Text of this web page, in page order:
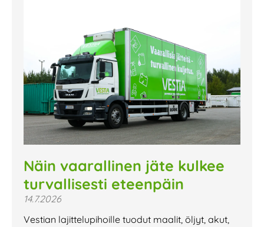
Näin vaarallinen jäte kulkee
turvallisesti eteenpäin
14.7.2026
Vestian lajittelupihoille tuodut maalit, öljyt, akut,